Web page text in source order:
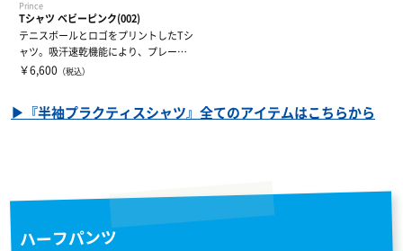
Prince
Tシャツ ベビーピンク(002)
テニスボールとロゴをプリントしたTシ
ャツ。吸汗速乾機能により、プレー中
も快適な着...
￥6,600 （税込）
▶『半袖プラクティスシャツ』全てのアイテムはこちらから
ハーフパンツ